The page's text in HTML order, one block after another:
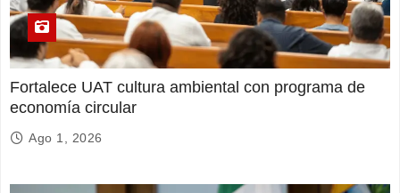
Fortalece UAT cultura ambiental con programa de
economía circular
Ago 1, 2026